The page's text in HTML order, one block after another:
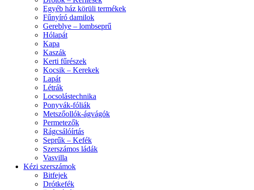
Egyéb ház körüli termékek
Fűnyíró damilok
Gereblye – lombseprű
Hólapát
Kapa
Kaszák
Kerti fűrészek
Kocsik – Kerekek
Lapát
Létrák
Locsolástechnika
Ponyvák-fóliák
Metszőollók-ágvágók
Permetezők
Rágcsálóírtás
Seprűk – Kefék
Szerszámos ládák
Vasvilla
Kézi szerszámok
Bitfejek
Drótkefék